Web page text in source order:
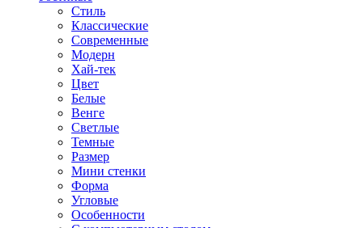
Стиль
Классические
Современные
Модерн
Хай-тек
Цвет
Белые
Венге
Светлые
Темные
Размер
Мини стенки
Форма
Угловые
Особенности